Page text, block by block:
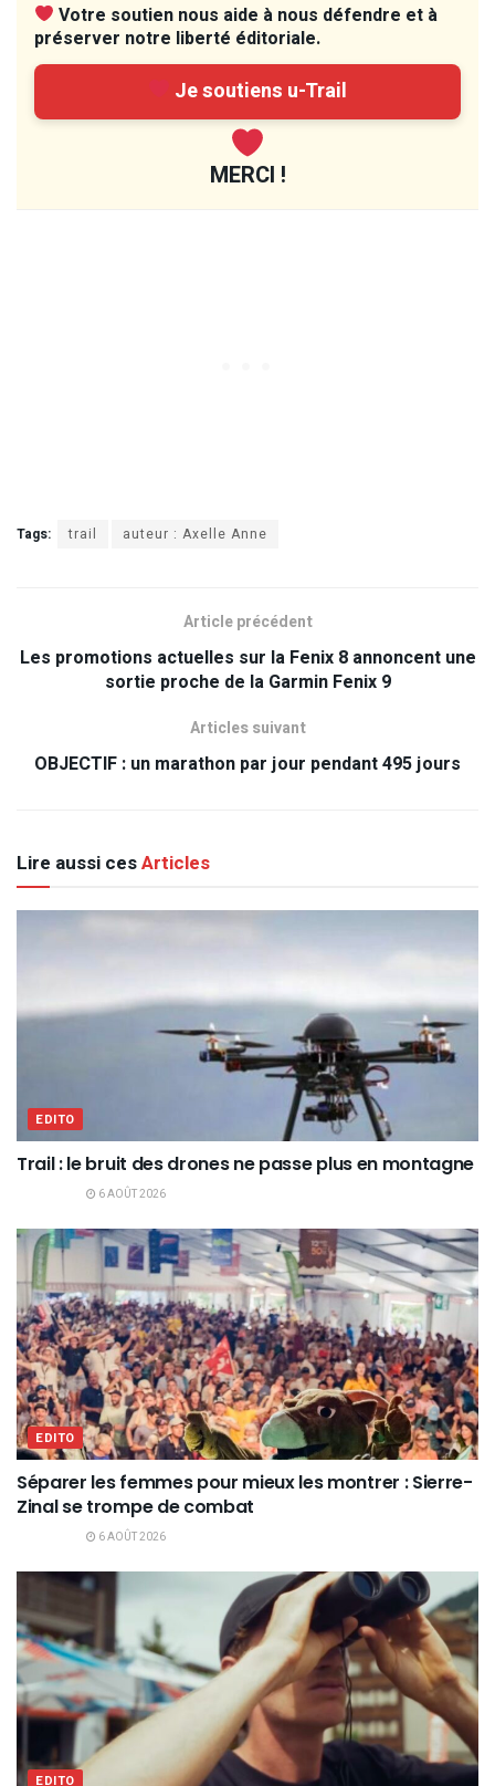
Votre soutien nous aide à nous défendre et à
préserver notre liberté éditoriale.
Je soutiens u-Trail
MERCI !
Tags: trail auteur : Axelle Anne
Article précédent
Les promotions actuelles sur la Fenix 8 annoncent une
sortie proche de la Garmin Fenix 9
Articles suivant
OBJECTIF : un marathon par jour pendant 495 jours
Lire aussi cesArticles
EDITO
Trail : le bruit des drones ne passe plus en montagne
6 AOÛT 2026
EDITO
Séparer les femmes pour mieux les montrer : Sierre-
Zinal se trompe de combat
6 AOÛT 2026
EDITO